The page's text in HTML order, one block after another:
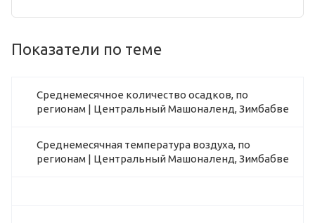
Показатели по теме
Среднемесячное количество осадков, по
регионам | Центральный Машоналенд, Зимбабве
Среднемесячная температура воздуха, по
регионам | Центральный Машоналенд, Зимбабве